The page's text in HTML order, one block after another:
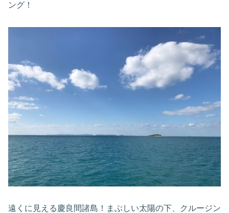
ング！
遠くに見える慶良間諸島！まぶしい太陽の下、クルージン